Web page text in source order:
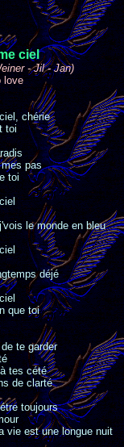
ciel
- Jil - Jan)
love
chérie
toi
pas
toi
le monde en bleu
déjé
que toi
te garder
tes cété
de clarté
toujours
vie est une longue nuit